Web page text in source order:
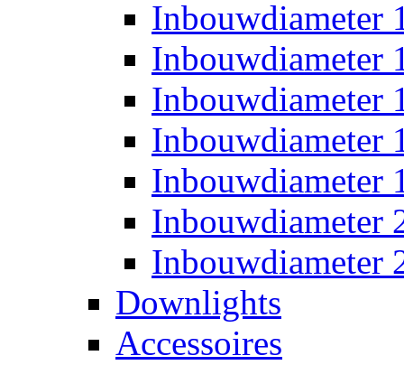
Inbouwdiameter
Inbouwdiameter
Inbouwdiameter
Inbouwdiameter
Inbouwdiameter
Inbouwdiameter
Inbouwdiameter
Downlights
Accessoires